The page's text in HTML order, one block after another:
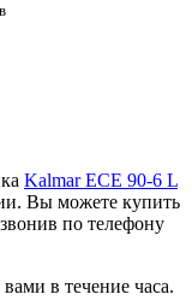
Kalmar ECE 90-6 L
Вы можете купить
по телефону
в течение часа.